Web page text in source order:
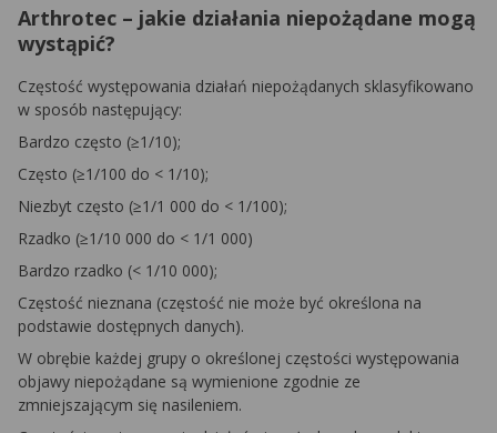
Arthrotec – jakie działania niepożądane mogą
wystąpić?
Częstość występowania działań niepożądanych sklasyfikowano
w sposób następujący:
Bardzo często (≥1/10);
Często (≥1/100 do < 1/10);
Niezbyt często (≥1/1 000 do < 1/100);
Rzadko (≥1/10 000 do < 1/1 000)
Bardzo rzadko (< 1/10 000);
Częstość nieznana (częstość nie może być określona na
podstawie dostępnych danych).
W obrębie każdej grupy o określonej częstości występowania
objawy niepożądane są wymienione zgodnie ze
zmniejszającym się nasileniem.